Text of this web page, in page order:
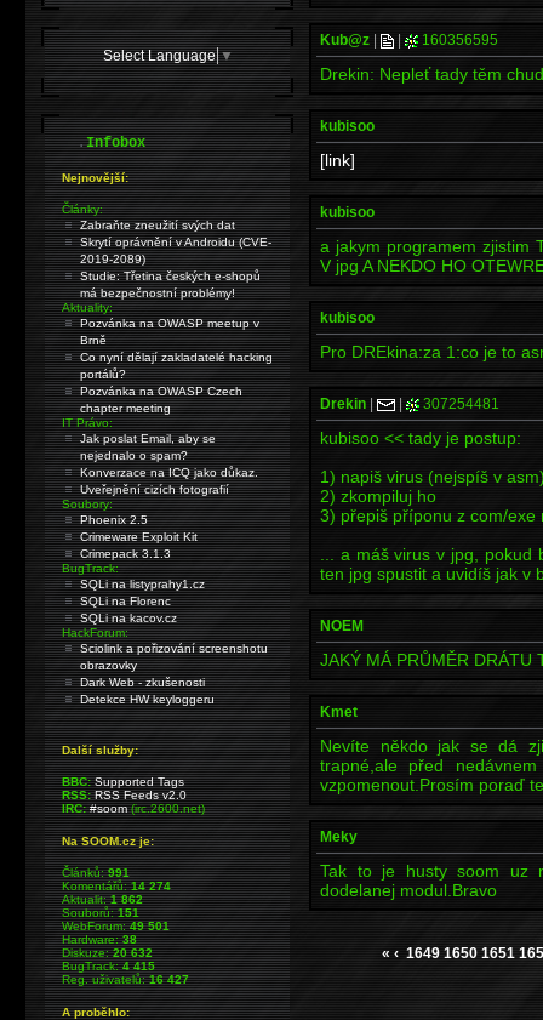
Kub@z 160356595
Drekin: Nepleť tady těm
kubisoo
[link]
kubisoo
a jakym programem zjistim
V jpg A NEKDO HO
kubisoo
Pro DREkina:za 1:co je to
Drekin 307254481
kubisoo << tady je postup:
1) napiš virus (nejspíš v
2) zkompiluj ho
3) přepiš příponu z com/exe
... a máš virus v jpg, pokud
ten jpg spustit a uvidíš jak v
NOEM
JAKÝ MÁ PRŮMĚR DRÁTU
Kmet
Nevíte někdo jak se dá
trapné,ale před
vzpomenout.Prosím poraď
Meky
Tak to je husty soom uz
dodelanej modul.Bravo
« ‹ 1649 1650 1651
Select Language ▼
.Infobox
Nejnovější:
Články:
Zabraňte zneužití svých dat
Skrytí oprávnění v Androidu (CVE-
2019-2089)
Studie: Třetina českých e-shopů
má bezpečnostní problémy!
Aktuality:
Pozvánka na OWASP meetup v
Brně
Co nyní dělají zakladatelé hacking
portálů?
Pozvánka na OWASP Czech
chapter meeting
IT Právo:
Jak poslat Email, aby se
nejednalo o spam?
Konverzace na ICQ jako důkaz.
Uveřejnění cizích fotografií
Soubory:
Phoenix 2.5
Crimeware Exploit Kit
Crimepack 3.1.3
BugTrack:
SQLi na listyprahy1.cz
SQLi na Florenc
SQLi na kacov.cz
HackForum:
Sciolink a pořizování screenshotu
obrazovky
Dark Web - zkušenosti
Detekce HW keyloggeru
Další služby:
BBC: Supported Tags
RSS: RSS Feeds v2.0
IRC: #soom(irc.2600.net)
Na SOOM.cz je:
Článků:991
Komentářů:14 274
Aktualit:1 862
Souborů:151
WebForum:49 501
Hardware:38
Diskuze:20 632
BugTrack:4 415
Reg. uživatelů:16 427
A proběhlo: